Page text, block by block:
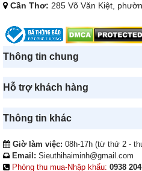
Cần Thơ: 285 Võ Văn Kiệt,
Thông tin chung
Hỗ trợ khách hàng
Thông tin khác
Giờ làm việc: 08h-17h (từ thứ 2 -
Email: Sieuthihaiminh@gmail.com
Phòng thu mua-Nhập khẩu: 0938